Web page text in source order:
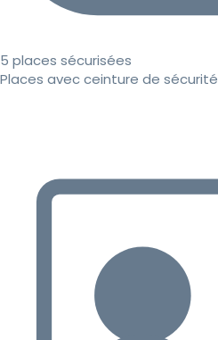
5 places sécurisées
Places avec ceinture de sécurité